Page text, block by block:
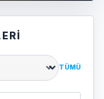
TÜMÜ